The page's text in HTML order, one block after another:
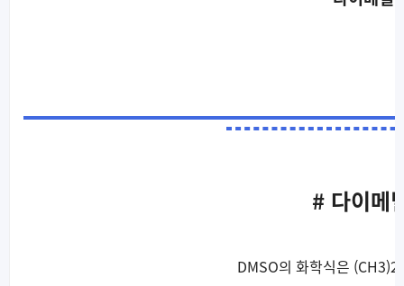
# 다이메
DMSO의 화학식은